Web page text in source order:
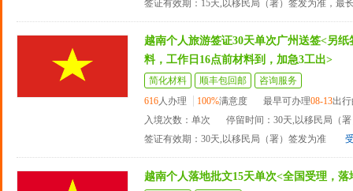
签证有效期：15天,以移民局（署）签发为准，最
越南个人旅游签证30天单次广州送签<另
料，工作日16点前材料到，加急3工出>
简化材料 顺丰包回邮
咨询服务
616人办理 100%满意度 最早可办理08-13出
入境次数：单次
停留时间：30天,以移民局（
签证有效期：30天,以移民局（署）签发为准
越南个人落地批文15天单次<全国受理，